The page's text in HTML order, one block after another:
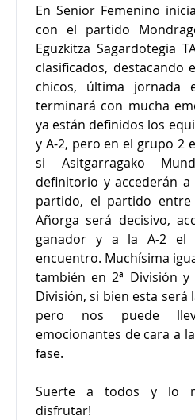
En Senior Femenino
con el partido
Eguzkitza Sagardotegia
clasificados, destacando
chicos, última jornada
terminará con mucha
ya están definidos los
y A-2, pero en el grupo 2
si Asitgarragako
definitorio y accederán
partido, el partido
Añorga será decisivo,
ganador y a la A-2 el
encuentro. Muchísima
también en 2ª División
División, si bien esta
pero nos puede
emocionantes de cara a
fase.
Suerte a todos y lo
disfrutar!